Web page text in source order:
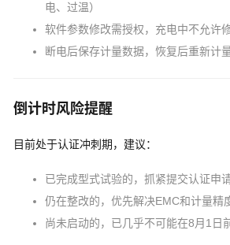
电、过温）
软件参数修改需授权，充电中不允许
断电后保存计量数据，恢复后重新计
倒计时风险提醒
目前处于认证冲刺期，建议：
已完成型式试验的，抓紧提交认证申
仍在整改的，优先解决EMC和计量精
尚未启动的，已几乎不可能在8月1日